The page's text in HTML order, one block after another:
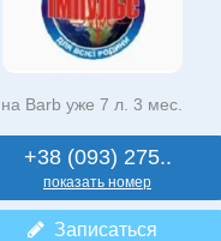
на Barb уже 7 л. 3 мес.
+38 (093) 275..
показать номер
Записаться